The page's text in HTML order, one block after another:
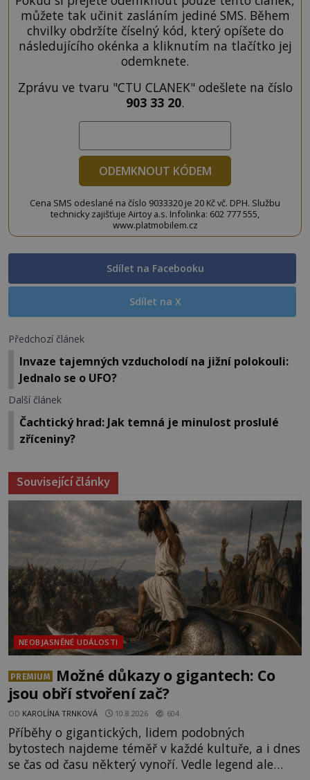
můžete tak učinit zasláním jediné SMS. Během
chvilky obdržíte číselný kód, který opíšete do
následujícího okénka a kliknutím na tlačítko jej
odemknete.
Zprávu ve tvaru "CTU CLANEK" odešlete na číslo
903 33 20.
ODEMKNOUT KÓDEM
Cena SMS odeslané na číslo 9033320 je 20 Kč vč. DPH. Službu
technicky zajišťuje Airtoy a.s. Infolinka: 602 777 555,
www.platmobilem.cz
Sdílet na Facebooku
Sdílet na X
Předchozí článek
Invaze tajemných vzducholodí na jižní polokouli:
Jednalo se o UFO?
Další článek
Čachtický hrad: Jak temná je minulost proslulé
zříceniny?
Související články
NEOBJASNĚNÉ UDÁLOSTI
PREMIUM
Možné důkazy o gigantech: Co
jsou obří stvoření zač?
OD KAROLÍNA TRNKOVÁ 10.8.2026 604
Příběhy o gigantických, lidem podobných
bytostech najdeme téměř v každé kultuře, a i dnes
se čas od času některý vynoří. Vedle legend ale